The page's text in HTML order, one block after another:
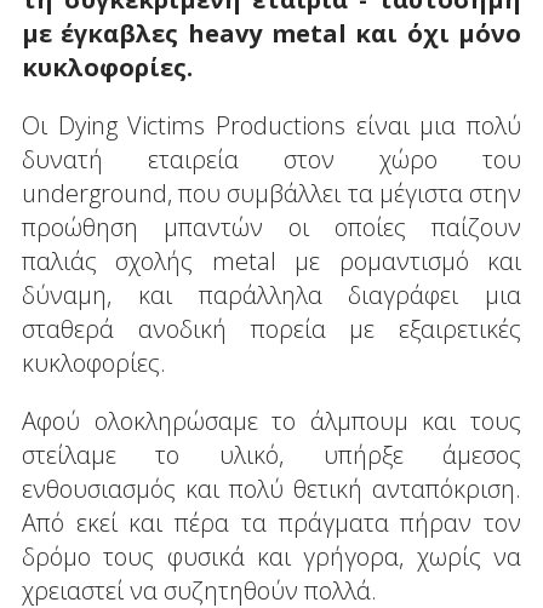
με έγκαβλες heavy metal και όχι μόνο
κυκλοφορίες.
Οι Dying Victims Productions είναι μια πολύ
δυνατή εταιρεία στον χώρο του
underground, που συμβάλλει τα μέγιστα στην
προώθηση μπαντών οι οποίες παίζουν
παλιάς σχολής metal με ρομαντισμό και
δύναμη, και παράλληλα διαγράφει μια
σταθερά ανοδική πορεία με εξαιρετικές
κυκλοφορίες.
Αφού ολοκληρώσαμε το άλμπουμ και τους
στείλαμε το υλικό, υπήρξε άμεσος
ενθουσιασμός και πολύ θετική ανταπόκριση.
Από εκεί και πέρα τα πράγματα πήραν τον
δρόμο τους φυσικά και γρήγορα, χωρίς να
χρειαστεί να συζητηθούν πολλά.